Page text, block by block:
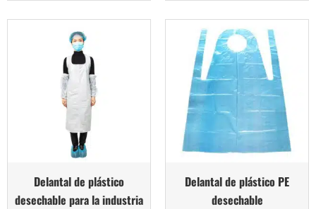
Delantal de plástico
desechable para la industria
Delantal de plástico PE
desechable